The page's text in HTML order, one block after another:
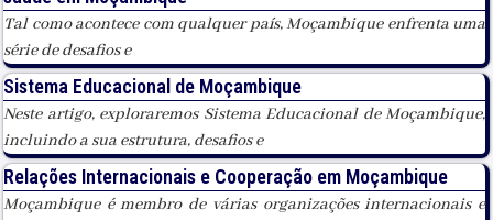
Tal como acontece com qualquer país, Moçambique enfrenta uma
série de desafios e
Sistema Educacional de Moçambique
Neste artigo, exploraremos Sistema Educacional de Moçambique,
incluindo a sua estrutura, desafios e
Relações Internacionais e Cooperação em Moçambique
Moçambique é membro de várias organizações internacionais e